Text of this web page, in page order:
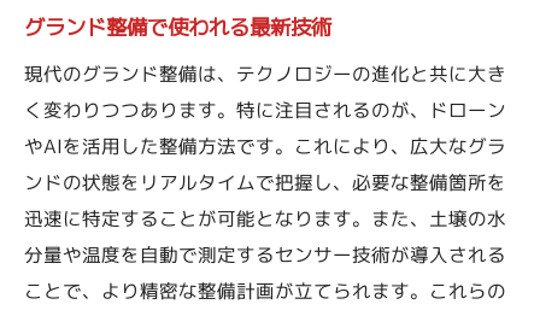
グランド整備で使われる最新技術
現代のグランド整備は、テクノロジーの進化と共に大き
く変わりつつあります。特に注目されるのが、ドローン
やAIを活用した整備方法です。これにより、広大なグラ
ンドの状態をリアルタイムで把握し、必要な整備箇所を
迅速に特定することが可能となります。また、土壌の水
分量や温度を自動で測定するセンサー技術が導入される
ことで、より精密な整備計画が立てられます。これらの